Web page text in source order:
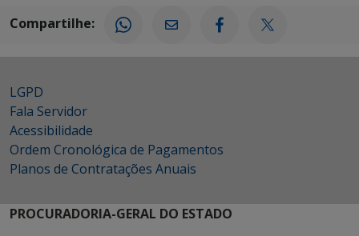
Compartilhe:
LGPD
Fala Servidor
Acessibilidade
Ordem Cronológica de Pagamentos
Planos de Contratações Anuais
PROCURADORIA-GERAL DO ESTADO